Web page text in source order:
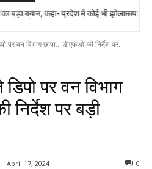
फिर 14 KM बाइक दौड़ाकर पहुंचा अस्पताल
पर वन विभाग छापा... डीएफओ की निर्देश पर...
पर वन विभाग
निर्देश पर बड़ी
April 17, 2024 0